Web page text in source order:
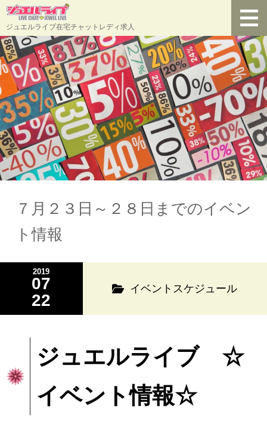
ジュエルライブ在宅チャットレディ求人
７月２３日～２８日までのイベン
ト情報
2019
07
22
イベントスケジュール
ジュエルライブ ☆
イベント情報☆